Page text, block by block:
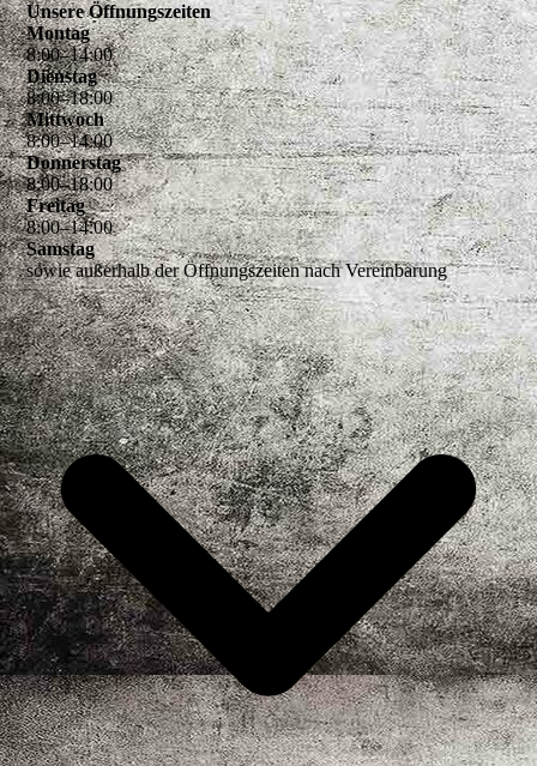
Unsere Öffnungszeiten
Montag
8:00–14:00
Dienstag
8:00–18:00
Mittwoch
8:00–14:00
Donnerstag
8:00–18:00
Freitag
8:00–14:00
Samstag
sowie außerhalb der Öffnungszeiten nach Vereinbarung